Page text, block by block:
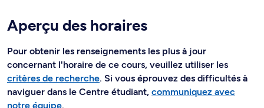
Aperçu des horaires
Pour obtenir les renseignements les plus à jour
concernant l'horaire de ce cours, veuillez utiliser les
critères de recherche. Si vous éprouvez des difficultés à
naviguer dans le Centre étudiant, communiquez avec
notre équipe.